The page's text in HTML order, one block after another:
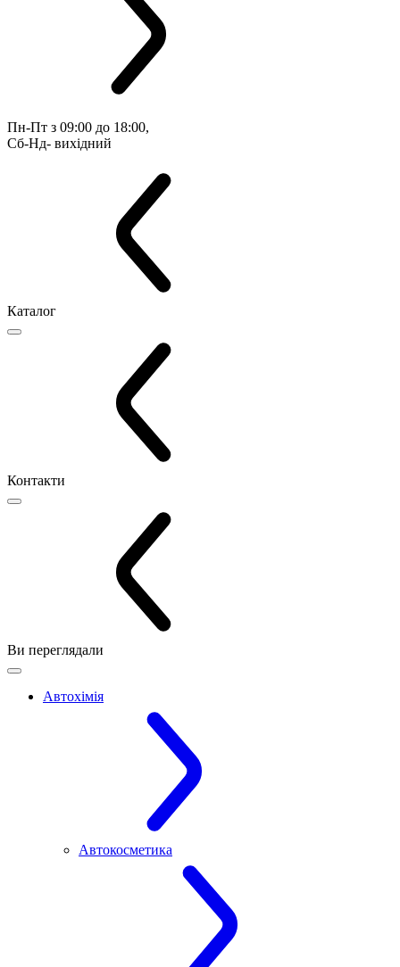
Пн-Пт з 09:00 до 18:00,
Сб-Нд- вихідний
Каталог
Контакти
Ви переглядали
Автохімія
Автокосметика